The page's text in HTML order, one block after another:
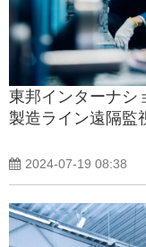
東邦インターナシ
製造ライン遠隔監
2024-07-19 08:38